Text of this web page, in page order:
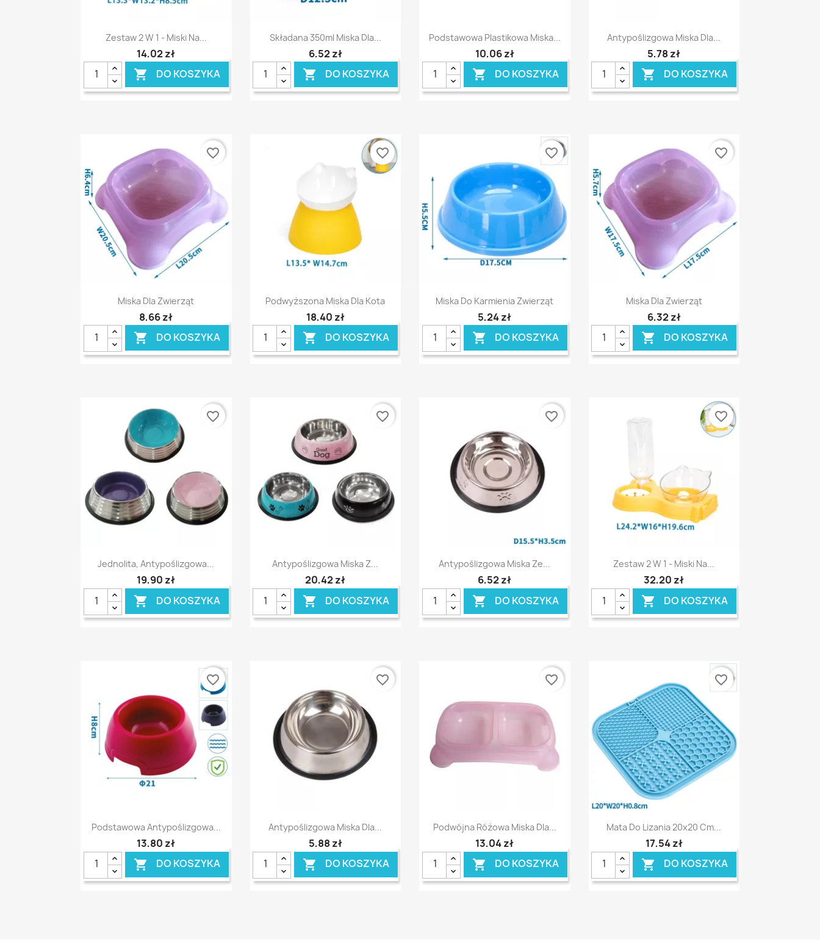
Szybki podgląd
Zestaw 2 W 1 - Miski Na...
14,02 zł
 DO KOSZYKA
Szybki podgląd
Składana 350ml Miska Dla...
6,52 zł
 DO KOSZYKA
Szybki podgląd
Podstawowa Plastikowa Miska...
10,06 zł
 DO KOSZYKA
Szybki podgląd
Antypoślizgowa Miska Dla...
5,78 zł
 DO KOSZYKA
Szybki podgląd
Miska Dla Zwierząt
8,66 zł
 DO KOSZYKA
favorite_border
Szybki podgląd
Podwyższona Miska Dla Kota
18,40 zł
 DO KOSZYKA
favorite_border
Szybki podgląd
Miska Do Karmienia Zwierząt
5,24 zł
 DO KOSZYKA
favorite_border
Szybki podgląd
Miska Dla Zwierząt
6,32 zł
 DO KOSZYKA
favorite_border
Szybki podgląd
Jednolita, Antypoślizgowa...
19,90 zł
 DO KOSZYKA
favorite_border
Szybki podgląd
Antypoślizgowa Miska Z...
20,42 zł
 DO KOSZYKA
favorite_border
Szybki podgląd
Antypoślizgowa Miska Ze...
6,52 zł
 DO KOSZYKA
favorite_border
Szybki podgląd
Zestaw 2 W 1 - Miski Na...
32,20 zł
 DO KOSZYKA
favorite_border
Szybki podgląd
Podstawowa Antypoślizgowa...
13,80 zł
 DO KOSZYKA
favorite_border
Szybki podgląd
Antypoślizgowa Miska Dla...
5,88 zł
 DO KOSZYKA
favorite_border
Szybki podgląd
Podwójna Różowa Miska Dla...
13,04 zł
 DO KOSZYKA
favorite_border
Szybki podgląd
Mata Do Lizania 20x20 Cm...
17,54 zł
 DO KOSZYKA
favorite_border